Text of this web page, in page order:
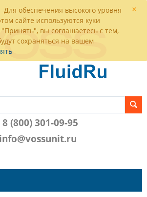
×
Для обеспечения высокого уровня
сайте используются куки
вы соглашаетесь с тем,
сохраняться на вашем
8 (800) 301-09-95
info@vossunit.ru